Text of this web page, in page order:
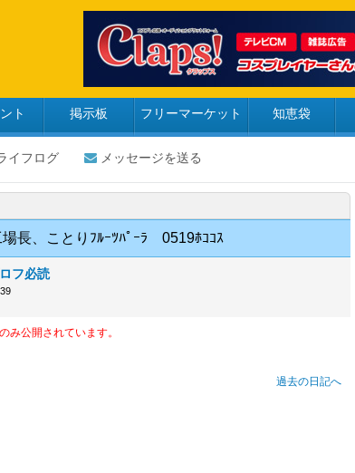
ト 掲示板 フリーマーケット 知恵袋
イフログ メッセージを送る
長、ことりﾌﾙｰﾂﾊﾟｰﾗ 0519ﾎｺｺｽ
フ必読
み公開されています。
過去の日記へ